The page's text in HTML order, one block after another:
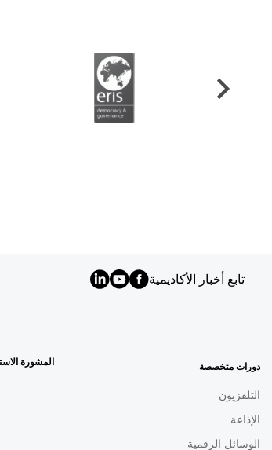
تابع أخبار الأكاديمية
AR
دورات متخصصة
التلفزيون
الإذاعة
الوسائل الرقمية
المشورة